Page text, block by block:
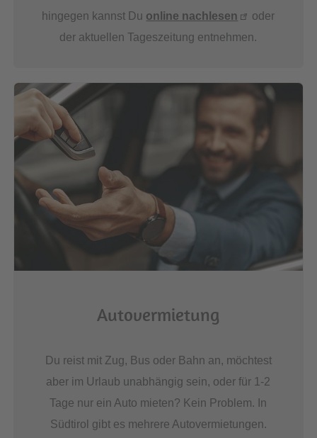
hingegen kannst Du online nachlesen
oder
der aktuellen Tageszeitung entnehmen.
Autovermietung
Du reist mit Zug, Bus oder Bahn an, möchtest
aber im Urlaub unabhängig sein, oder für 1-2
Tage nur ein Auto mieten? Kein Problem. In
Südtirol gibt es mehrere Autovermietungen.